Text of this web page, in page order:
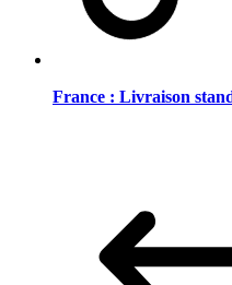
France : Livraison